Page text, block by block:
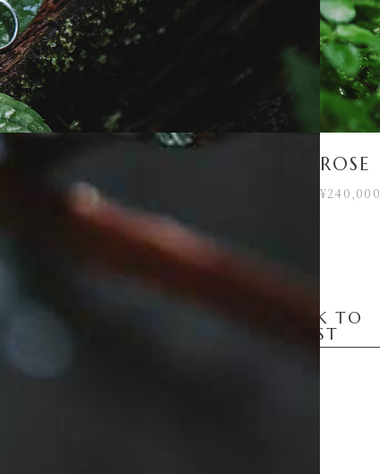
ROSE
¥240,000
BACK TO
LIST